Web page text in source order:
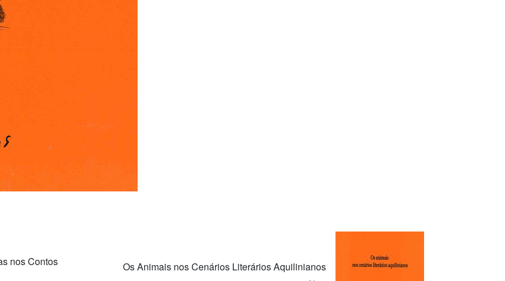
nos Contos
Os Animais nos Cenários Literários Aquilinianos